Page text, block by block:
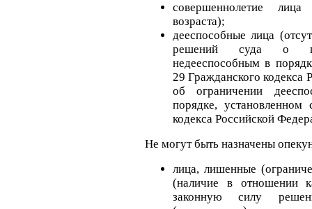
совершеннолетие
возраста);
дееспособные лица
решений суда о
недееспособным в
29 Гражданского кодекса
об ограничении
порядке, установленном
кодекса Российской
Не могут быть назначены
лица, лишенные
(наличие в отношении
законную силу